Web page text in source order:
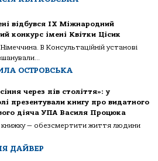
відбувся IX Міжнародний
конкурс імені Квітки Цісик
В Консультаційній установі
ОСТРОВСЬКА
через пів століття»: у
презентували книгу про видатного
діяча УПА Василя Процюка
— обезсмертити життя людини
ДАЙВЕР